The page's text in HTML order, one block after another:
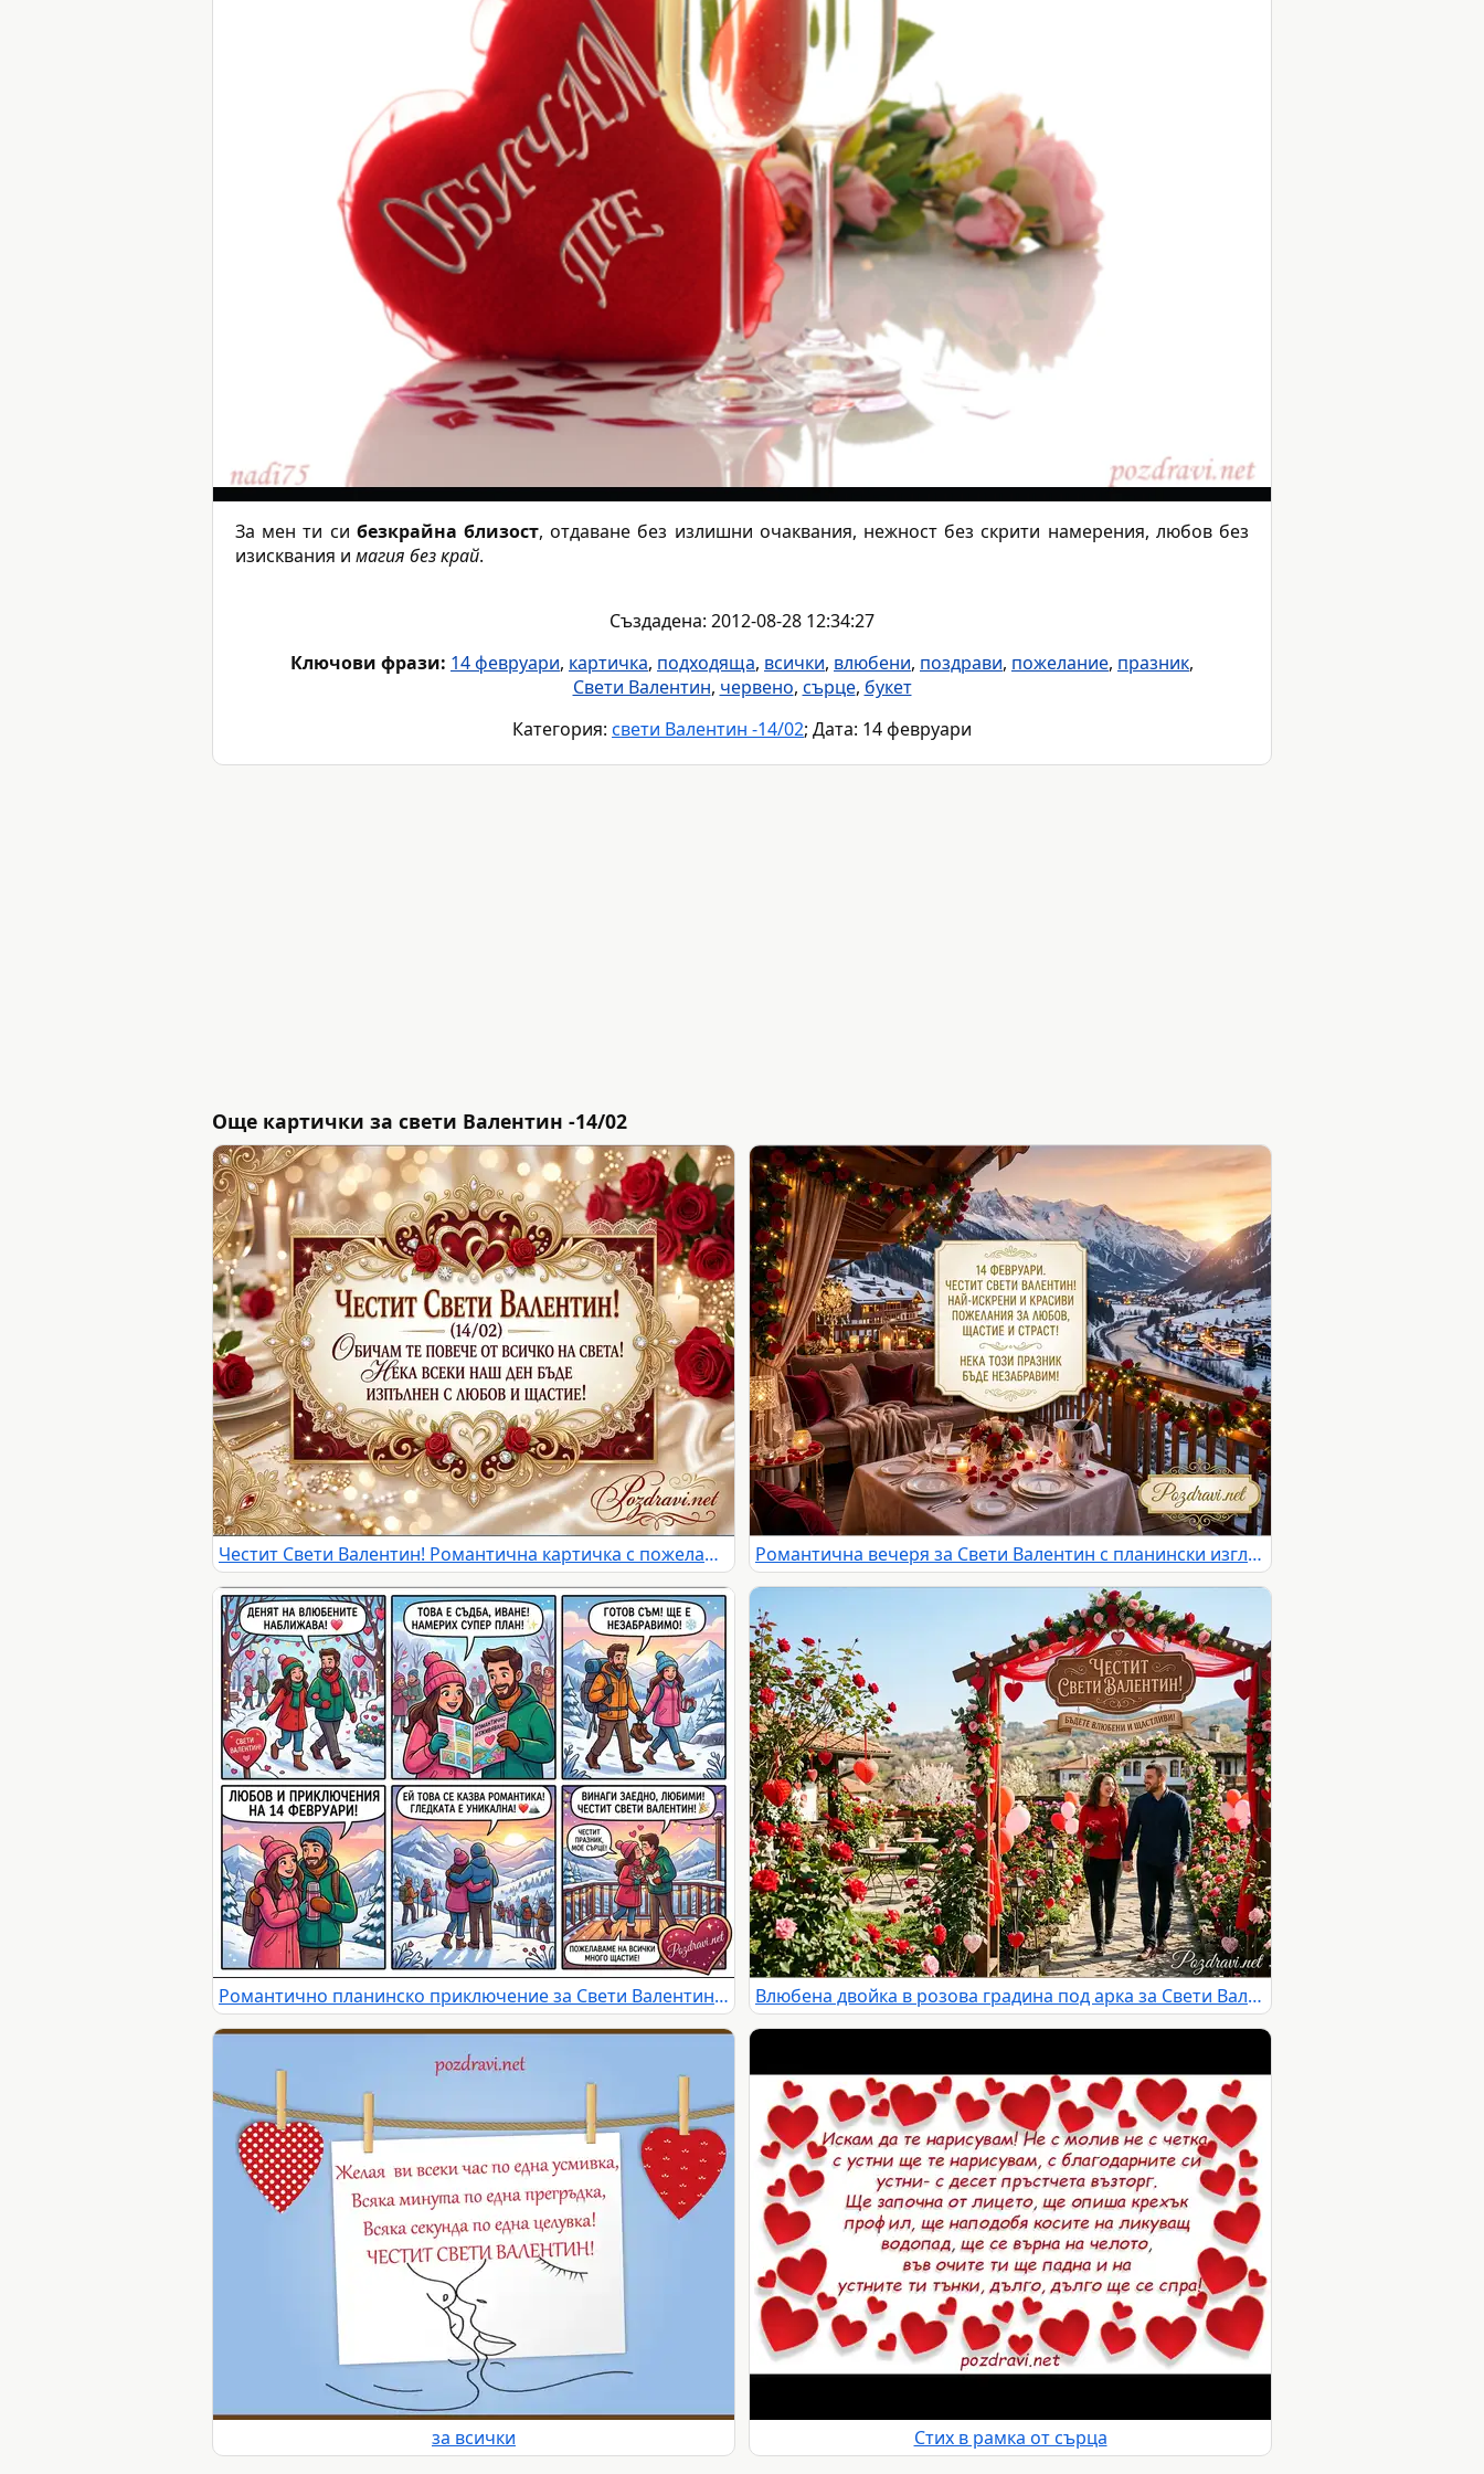
За мен ти си безкрайна близост, отдаване без излишни очаквания, нежност без скрити намерения, любов без
изисквания и магия без край.
Създадена: 2012-08-28 12:34:27
Ключови фрази: 14 февруари, картичка, подходяща, всички, влюбени, поздрави, пожелание, празник,
Свети Валентин, червено, сърце, букет
Категория: свети Валентин -14/02; Дата: 14 февруари
Още картички за свети Валентин -14/02
Честит Свети Валентин! Романтична картичка с пожелание за любов и щастие, рози и шампанско. Романтична вечеря за Свети Валентин с планински изглед и пожелания за любов и щастие.
Романтично планинско приключение за Свети Валентин: любов, поход и незабравими моменти за влюбена двойка. Влюбена двойка в розова градина под арка за Свети Валентин
за всички
Стих в рамка от сърца